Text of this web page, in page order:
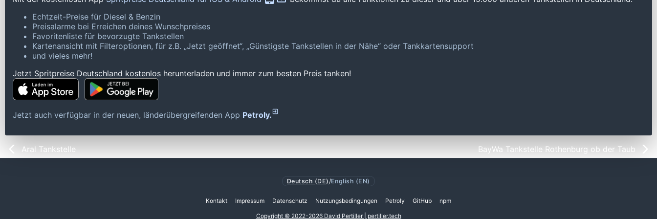
Echtzeit-Preise für Diesel & Benzin
Preisalarme bei Erreichen deines Wunschpreises
Favoritenliste für bevorzugte Tankstellen
Kartenansicht mit Filteroptionen, für z.B. „Jetzt geöffnet“, „Günstigste Tankstellen in der Nähe“ oder Tankkartensupport
und vieles mehr!
Jetzt Spritpreise Deutschland kostenlos herunterladen und immer zum besten Preis tanken!
Jetzt auch verfügbar in der neuen, länderübergreifenden App Petroly.
Aral Tankstelle BayWa Tankstelle Rothenburg ob der Taub
Deutsch (DE) /English (EN)
Kontakt Impressum Datenschutz Nutzungsbedingungen Petroly GitHub npm
Copyright © 2022-2026 David Pertiller | pertiller.tech